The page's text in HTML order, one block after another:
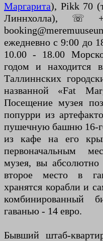
Маргарита), Pikk 70
Линнхолла), ☏
ежедневно с 9:00 до
10.00 - 18.00
годом и находится
Таллиннских
названной «Fat
Посещение музея
попурри из
пушечную башню 16-
из кафе на его
первоначальным
музея, вы
второе место в
хранятся корабли и
комбинированный
гаванью - 14 евро.
Бывший штаб-